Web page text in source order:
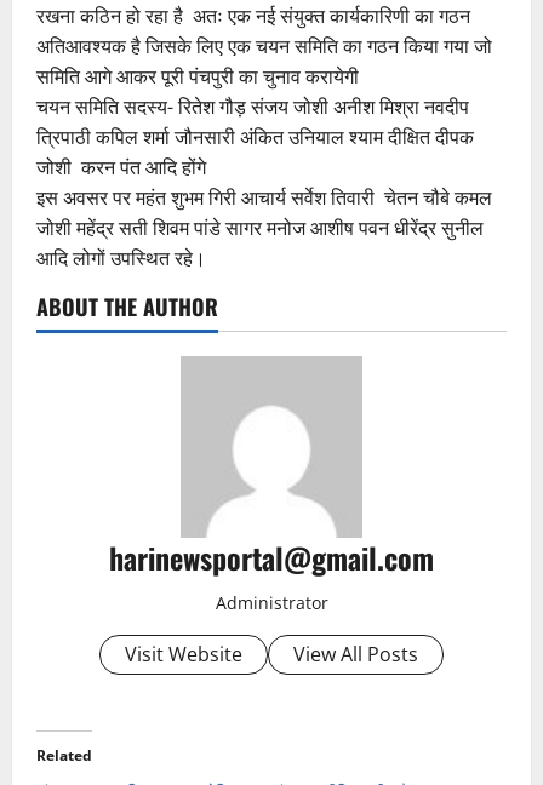
रखना कठिन हो रहा है अतः एक नई संयुक्त कार्यकारिणी का गठन
अतिआवश्यक है जिसके लिए एक चयन समिति का गठन किया गया जो
समिति आगे आकर पूरी पंचपुरी का चुनाव करायेगी
चयन समिति सदस्य- रितेश गौड़ संजय जोशी अनीश मिश्रा नवदीप
त्रिपाठी कपिल शर्मा जौनसारी अंकित उनियाल श्याम दीक्षित दीपक
जोशी करन पंत आदि होंगे
इस अवसर पर महंत शुभम गिरी आचार्य सर्वेश तिवारी चेतन चौबे कमल
जोशी महेंद्र सती शिवम पांडे सागर मनोज आशीष पवन धीरेंद्र सुनील
आदि लोगों उपस्थित रहे।
ABOUT THE AUTHOR
harinewsportal@gmail.com
Administrator
Visit Website View All Posts
Related